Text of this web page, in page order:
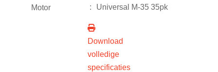
Motor : Universal M-35 35pk
Download
volledige
specificaties